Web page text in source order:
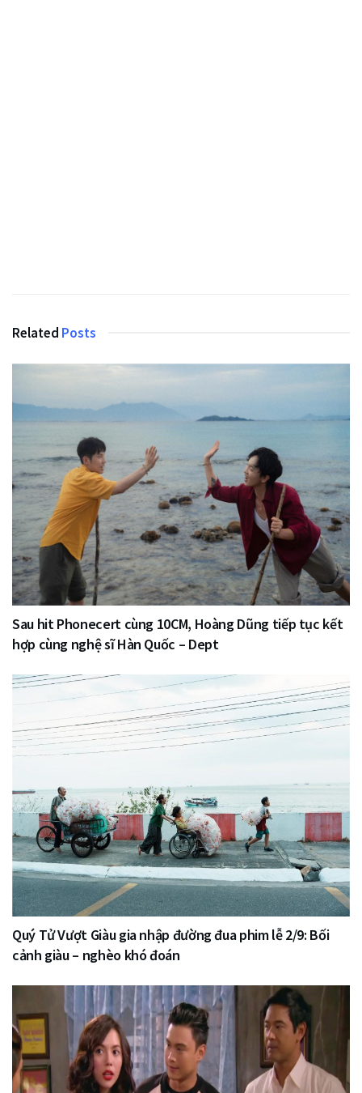
Related Posts
Sau hit Phonecert cùng 10CM, Hoàng Dũng tiếp tục kết
hợp cùng nghệ sĩ Hàn Quốc – Dept
Quý Tử Vượt Giàu gia nhập đường đua phim lễ 2/9: Bối
cảnh giàu – nghèo khó đoán